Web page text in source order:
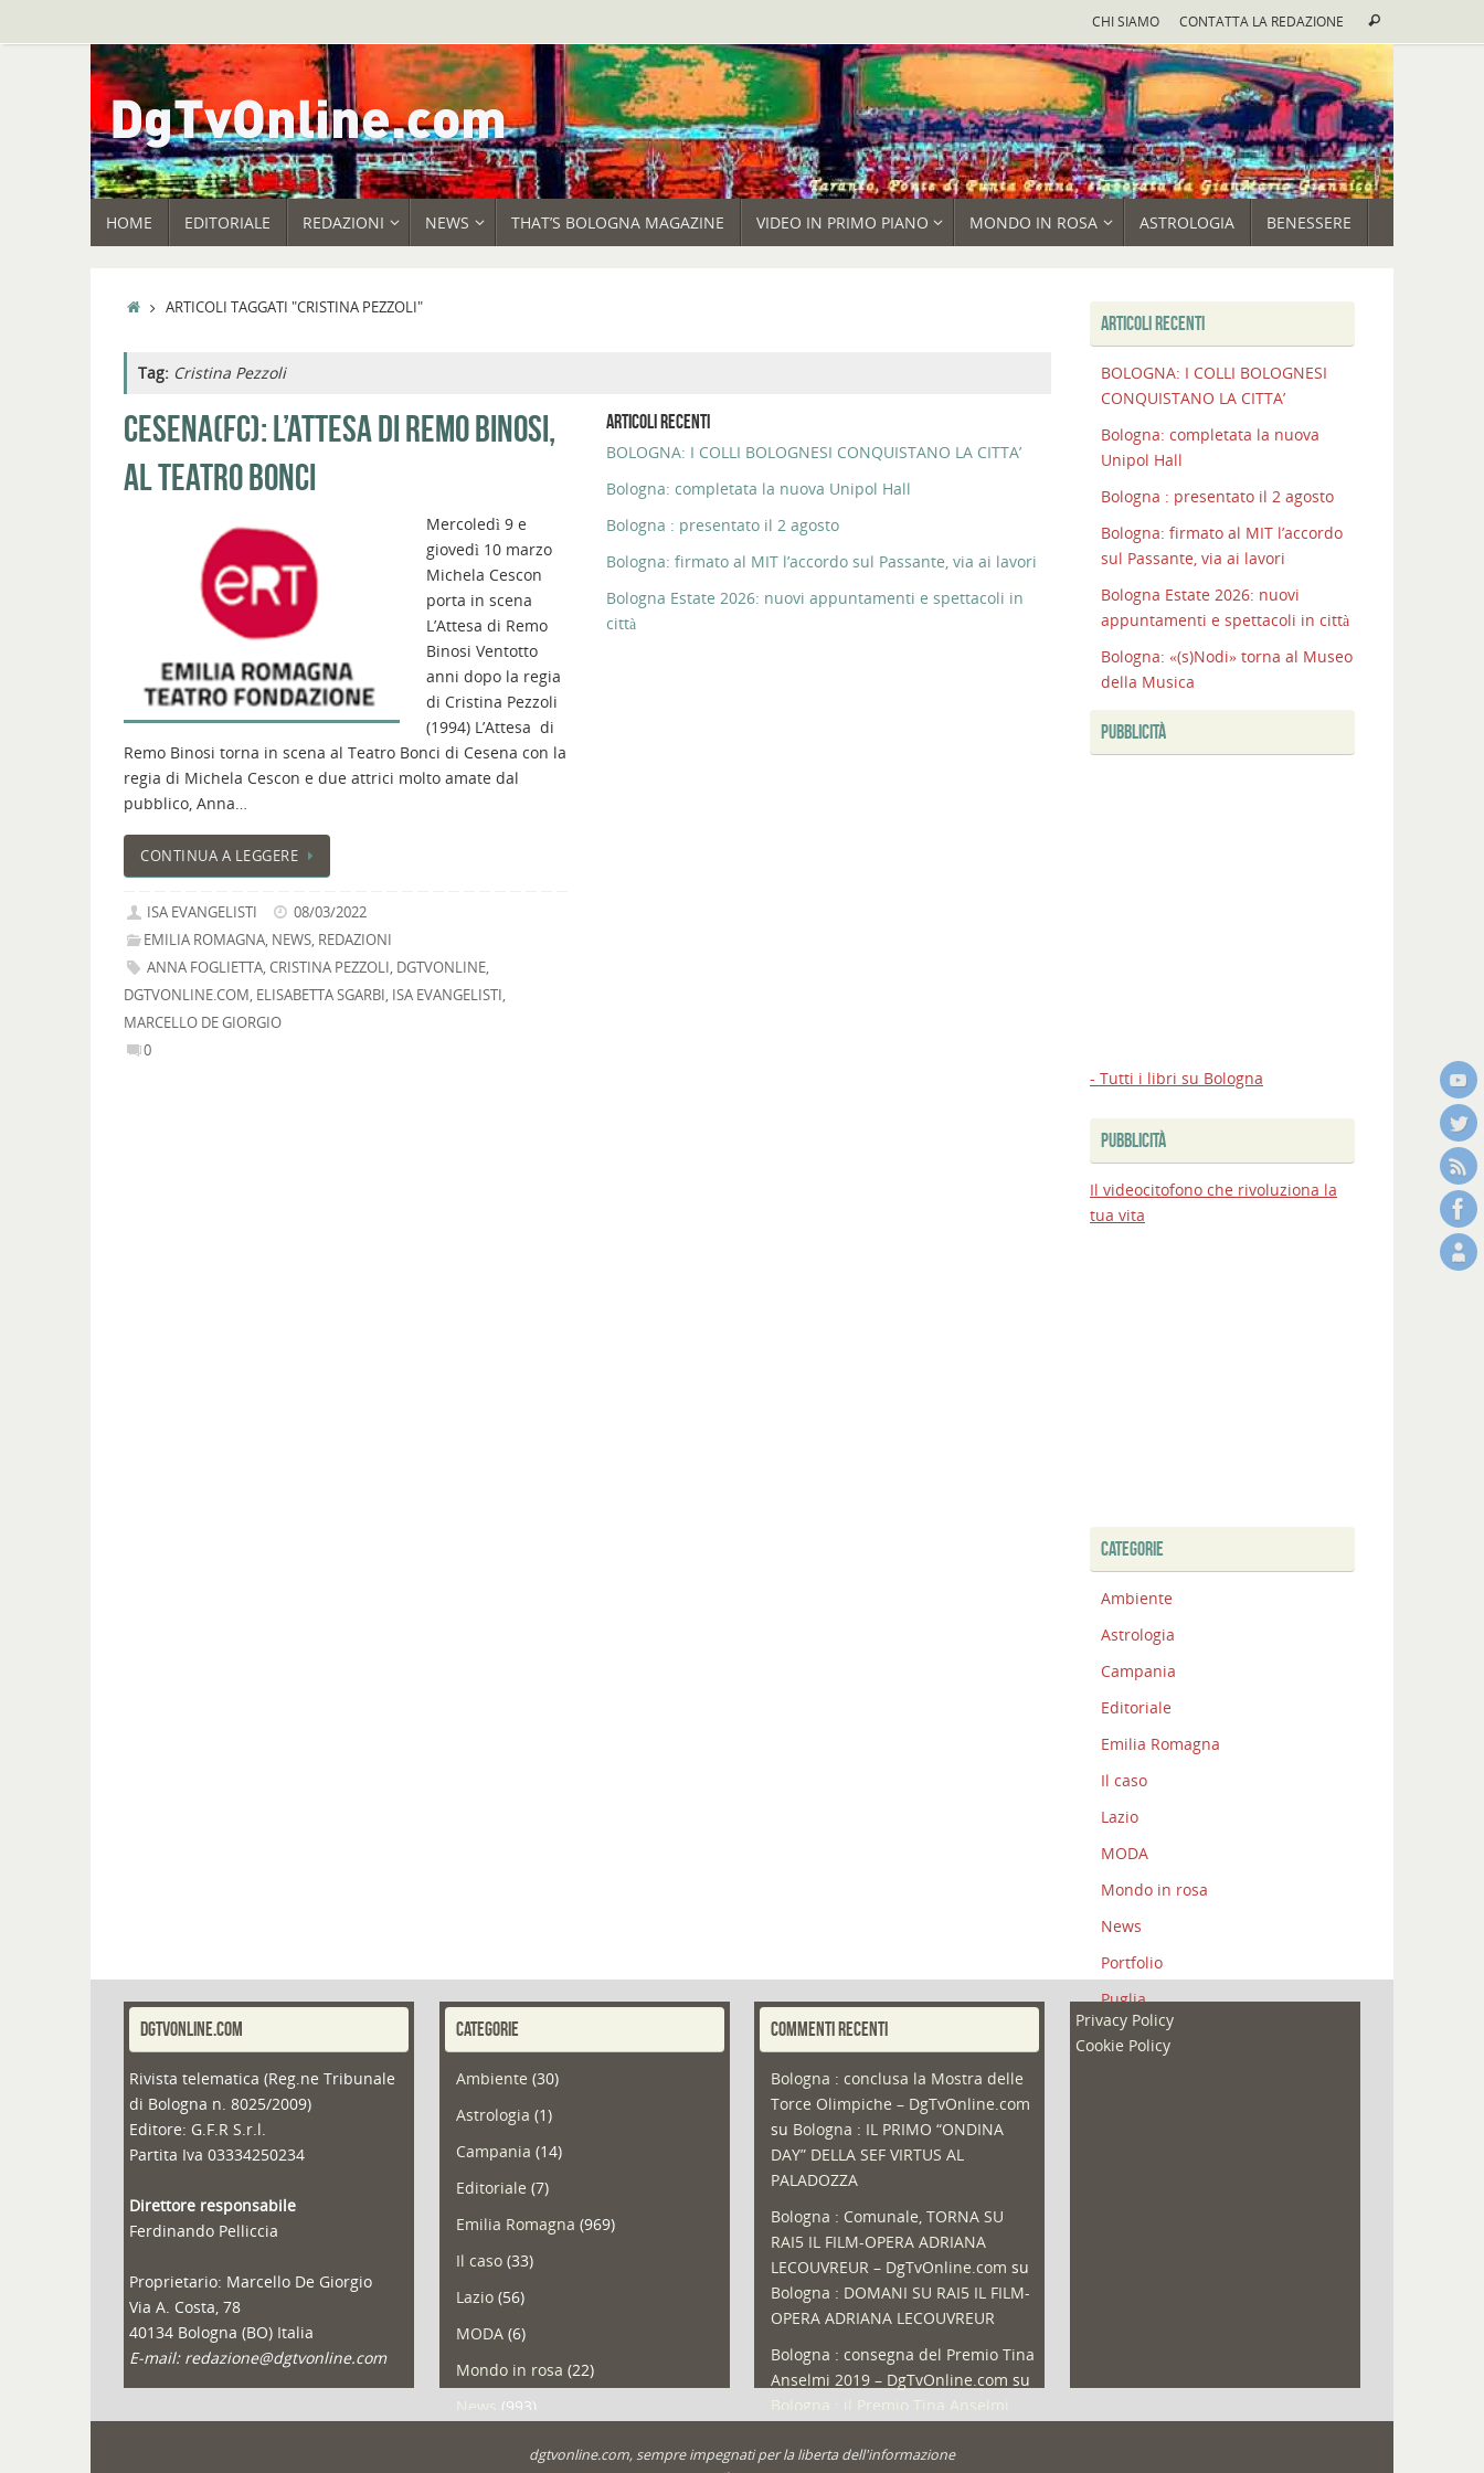
CHI SIAMO CONTATTA LA REDAZIONE Cerca
HOME EDITORIALE REDAZIONI NEWS THAT’S BOLOGNA MAGAZINE VIDEO IN PRIMO PIANO MONDO IN ROSA ASTROLOGIA BENESSERE
HOMEARTICOLI TAGGATI "CRISTINA PEZZOLI"
Tag: Cristina Pezzoli
CESENA(FC): L’ATTESA DI REMO BINOSI,
AL TEATRO BONCI
Mercoledì 9 e
giovedì 10 marzo
Michela Cescon
porta in scena
L’Attesa di Remo
Binosi Ventotto
anni dopo la regia
di Cristina Pezzoli
(1994) L’Attesa di
Remo Binosi torna in scena al Teatro Bonci di Cesena con la
regia di Michela Cescon e due attrici molto amate dal
pubblico, Anna…
CONTINUA A LEGGERE
ISA EVANGELISTI
08/03/2022
EMILIA ROMAGNA, NEWS, REDAZIONI
ANNA FOGLIETTA,CRISTINA PEZZOLI, DGTVONLINE,
DGTVONLINE.COM, ELISABETTA SGARBI, ISA EVANGELISTI,
MARCELLO DE GIORGIO
0
ARTICOLI RECENTI
BOLOGNA: I COLLI BOLOGNESI CONQUISTANO LA CITTA’
Bologna: completata la nuova Unipol Hall
Bologna : presentato il 2 agosto
Bologna: firmato al MIT l’accordo sul Passante, via ai lavori
Bologna Estate 2026: nuovi appuntamenti e spettacoli in
città
ARTICOLI RECENTI
BOLOGNA: I COLLI BOLOGNESI
CONQUISTANO LA CITTA’
Bologna: completata la nuova
Unipol Hall
Bologna : presentato il 2 agosto
Bologna: firmato al MIT l’accordo
sul Passante, via ai lavori
Bologna Estate 2026: nuovi
appuntamenti e spettacoli in città
Bologna: «(s)Nodi» torna al Museo
della Musica
PUBBLICITÀ
- Tutti i libri su Bologna
PUBBLICITÀ
Il videocitofono che rivoluziona la
tua vita
CATEGORIE
Ambiente
Astrologia
Campania
Editoriale
Emilia Romagna
Il caso
Lazio
MODA
Mondo in rosa
News
Portfolio
Puglia
Redazioni
DGTVONLINE.COM
Rivista telematica (Reg.ne Tribunale
di Bologna n. 8025/2009)
Editore: G.F.R S.r.l.
Partita Iva 03334250234
Direttore responsabile
Ferdinando Pelliccia
Proprietario: Marcello De Giorgio
Via A. Costa, 78
40134 Bologna (BO) Italia
E-mail: redazione@dgtvonline.com
CATEGORIE
Ambiente (30)
Astrologia (1)
Campania (14)
Editoriale (7)
Emilia Romagna (969)
Il caso(33)
Lazio(56)
MODA(6)
Mondo in rosa (22)
(993)
COMMENTI RECENTI
Bologna : conclusa la Mostra delle
Torce Olimpiche – DgTvOnline.com
su Bologna : IL PRIMO “ONDINA
DAY” DELLA SEF VIRTUS AL
PALADOZZA
Bologna : Comunale, TORNA SU
RAI5 IL FILM-OPERA ADRIANA
LECOUVREUR – DgTvOnline.com su
Bologna : DOMANI SU RAI5 IL FILM-
OPERA ADRIANA LECOUVREUR
Bologna : consegna del Premio Tina
Anselmi 2019 – DgTvOnline.com su
Privacy Policy
Cookie Policy
dgtvonline.com, sempre impegnati per la liberta dell'informazione